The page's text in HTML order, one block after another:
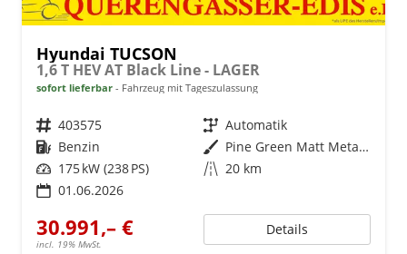
Hyundai TUCSON
1,6 T HEV AT Black Line - LAGER
sofort lieferbar Fahrzeug mit Tageszulassung
Fahrzeugnr. 403575 Getriebe Automatik
Kraftstoff Benzin Außenfarbe
Pine Green Matt Metallic ()
Leistung 175 kW (238 PS) Kilometerstand 20 km
01.06.2026
30.991,– €
incl. 19% MwSt.
Details